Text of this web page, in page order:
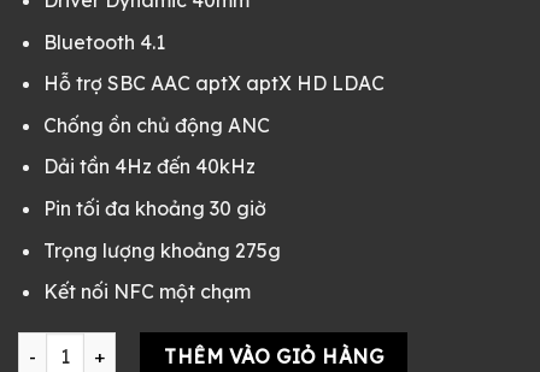
là:
2.390.000 ₫.
Bluetooth 4.1
Hỗ trợ SBC AAC aptX aptX HD LDAC
Chống ồn chủ động ANC
Dải tần 4Hz đến 40kHz
Pin tối đa khoảng 30 giờ
Trọng lượng khoảng 275g
Kết nối NFC một chạm
Tai nghe Sony WH-1000XM2 cũ Fullbox màu kem - chống
THÊM VÀO GIỎ HÀNG